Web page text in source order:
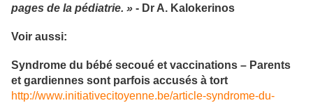
pages de la pédiatrie. » - Dr A. Kalokerinos
Voir aussi:
Syndrome du bébé secoué et vaccinations – Parents
et gardiennes sont parfois accusés à tort
http://www.initiativecitoyenne.be/article-syndrome-du-